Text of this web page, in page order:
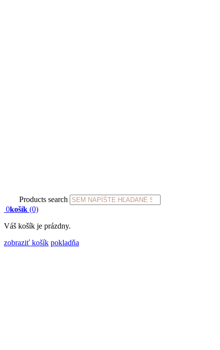
Products search
0košík (0)
Váš košík je prázdny.
zobraziť košík pokladňa